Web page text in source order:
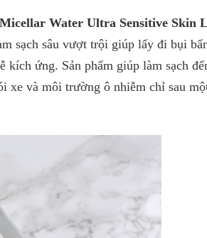
Water Ultra Sensitive Skin
sạch sâu vượt trội giúp lấy đi bụi
kích ứng. Sản phẩm giúp làm sạch
xe và môi trường ô nhiễm chỉ sau